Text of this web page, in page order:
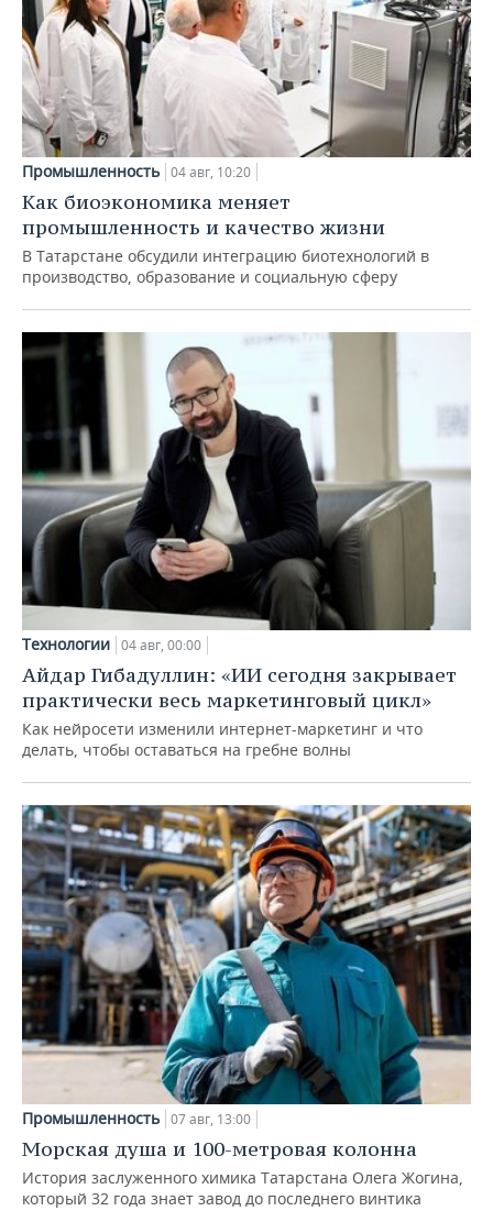
Промышленность 04 авг, 10:20
Как биоэкономика меняет
промышленность и качество жизни
В Татарстане обсудили интеграцию биотехнологий в
производство, образование и социальную сферу
Технологии 04 авг, 00:00
Айдар Гибадуллин: «ИИ сегодня закрывает
практически весь маркетинговый цикл»
Как нейросети изменили интернет-маркетинг и что
делать, чтобы оставаться на гребне волны
Промышленность 07 авг, 13:00
Морская душа и 100-метровая колонна
История заслуженного химика Татарстана Олега Жогина,
который 32 года знает завод до последнего винтика